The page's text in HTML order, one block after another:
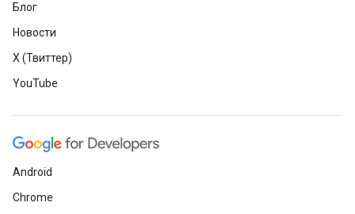
Блог
Новости
X (Твиттер)
YouTube
Android
Chrome